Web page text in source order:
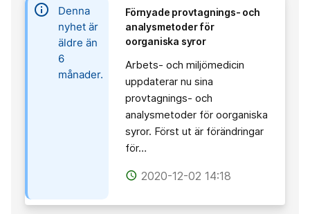
information
Denna
nyhet är
äldre än
6
månader.
Förnyade provtagnings- och
analysmetoder för
oorganiska syror
Arbets- och miljömedicin
uppdaterar nu sina
provtagnings- och
analysmetoder för oorganiska
syror. Först ut är förändringar
för…
access_time 2020-12-02 14:18